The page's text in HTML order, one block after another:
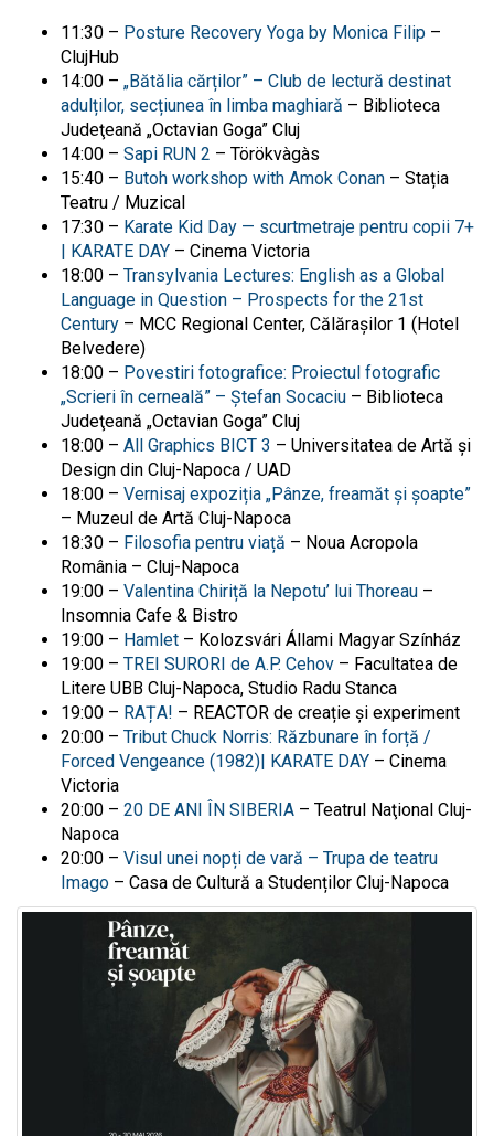
11:30 – Posture Recovery Yoga by Monica Filip –
ClujHub
14:00 – „Bătălia cărților” – Club de lectură destinat
adulților, secțiunea în limba maghiară – Biblioteca
Judeţeană „Octavian Goga” Cluj
14:00 – Sapi RUN 2 – Törökvàgàs
15:40 – Butoh workshop with Amok Conan – Stația
Teatru / Muzical
17:30 – Karate Kid Day — scurtmetraje pentru copii 7+
| KARATE DAY – Cinema Victoria
18:00 – Transylvania Lectures: English as a Global
Language in Question – Prospects for the 21st
Century – MCC Regional Center, Călărașilor 1 (Hotel
Belvedere)
18:00 – Povestiri fotografice: Proiectul fotografic
„Scrieri în cerneală” – Ștefan Socaciu – Biblioteca
Judeţeană „Octavian Goga” Cluj
18:00 – All Graphics BICT 3 – Universitatea de Artă şi
Design din Cluj-Napoca / UAD
18:00 – Vernisaj expoziția „Pânze, freamăt și șoapte”
– Muzeul de Artă Cluj-Napoca
18:30 – Filosofia pentru viață – Noua Acropola
România – Cluj-Napoca
19:00 – Valentina Chiriță la Nepotu’ lui Thoreau –
Insomnia Cafe & Bistro
19:00 – Hamlet – Kolozsvári Állami Magyar Színház
19:00 – TREI SURORI de A.P. Cehov – Facultatea de
Litere UBB Cluj-Napoca, Studio Radu Stanca
19:00 – RAȚA! – REACTOR de creație și experiment
20:00 – Tribut Chuck Norris: Răzbunare în forță /
Forced Vengeance (1982)| KARATE DAY – Cinema
Victoria
20:00 – 20 DE ANI ÎN SIBERIA – Teatrul Naţional Cluj-
Napoca
20:00 – Visul unei nopți de vară – Trupa de teatru
Imago – Casa de Cultură a Studenților Cluj-Napoca